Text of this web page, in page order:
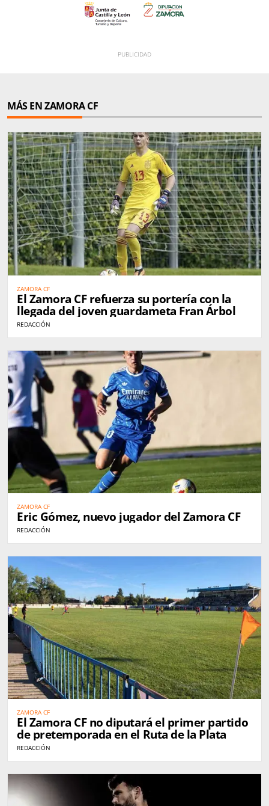
MÁS EN ZAMORA CF
ZAMORA CF
El Zamora CF refuerza su portería con la
llegada del joven guardameta Fran Árbol
REDACCIÓN
ZAMORA CF
Eric Gómez, nuevo jugador del Zamora CF
REDACCIÓN
ZAMORA CF
El Zamora CF no diputará el primer partido
de pretemporada en el Ruta de la Plata
REDACCIÓN